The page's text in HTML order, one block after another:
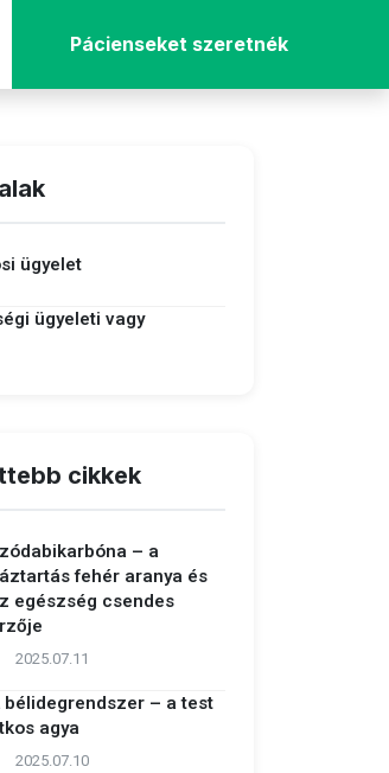
Pácienseket szeretnék
ügyelet
ügyeleti vagy
cikkek
– a
fehér aranya és
egészség csendes
2025.07.11
bélidegrendszer – a test
agya
2025.07.10